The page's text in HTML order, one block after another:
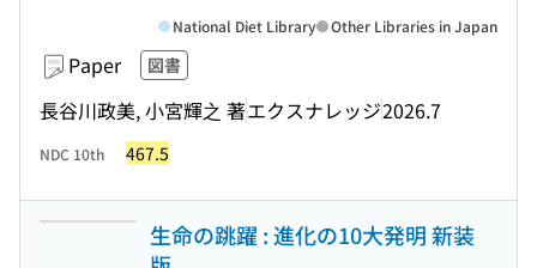
Paper 図書
長谷川政美, 小宮輝之 著エクスナレッジ2026.7
National Diet Library Other Libraries in Japan
NDC 10th 467.5
生命の跳躍 : 進化の10大発明 新装